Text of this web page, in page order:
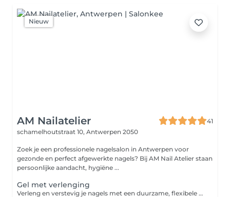
Nieuw
AM Nailatelier
41
schamelhoutstraat 10, Antwerpen 2050
Zoek je een professionele nagelsalon in Antwerpen voor
gezonde en perfect afgewerkte nagels? Bij AM Nail Atelier staan
persoonlijke aandacht, hygiëne ...
Gel met verlenging
Verleng en verstevig je nagels met een duurzame, flexibele gel voor een ijzersterk en glanzend resultaat. Wil je Nail Art? Gelieve dit los bij te boeken via het menu 'NAIL ART'.